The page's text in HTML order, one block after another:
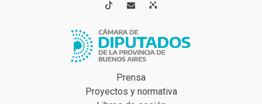
 
Prensa
Proyectos y normativa